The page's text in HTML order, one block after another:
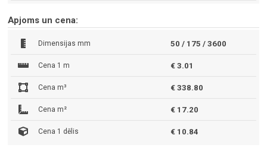
Apjoms un cena:
Dimensijas mm 50 / 175 / 3600
Cena 1 m € 3.01
Cena m³ € 338.80
Cena m² € 17.20
Cena 1 dēlis € 10.84